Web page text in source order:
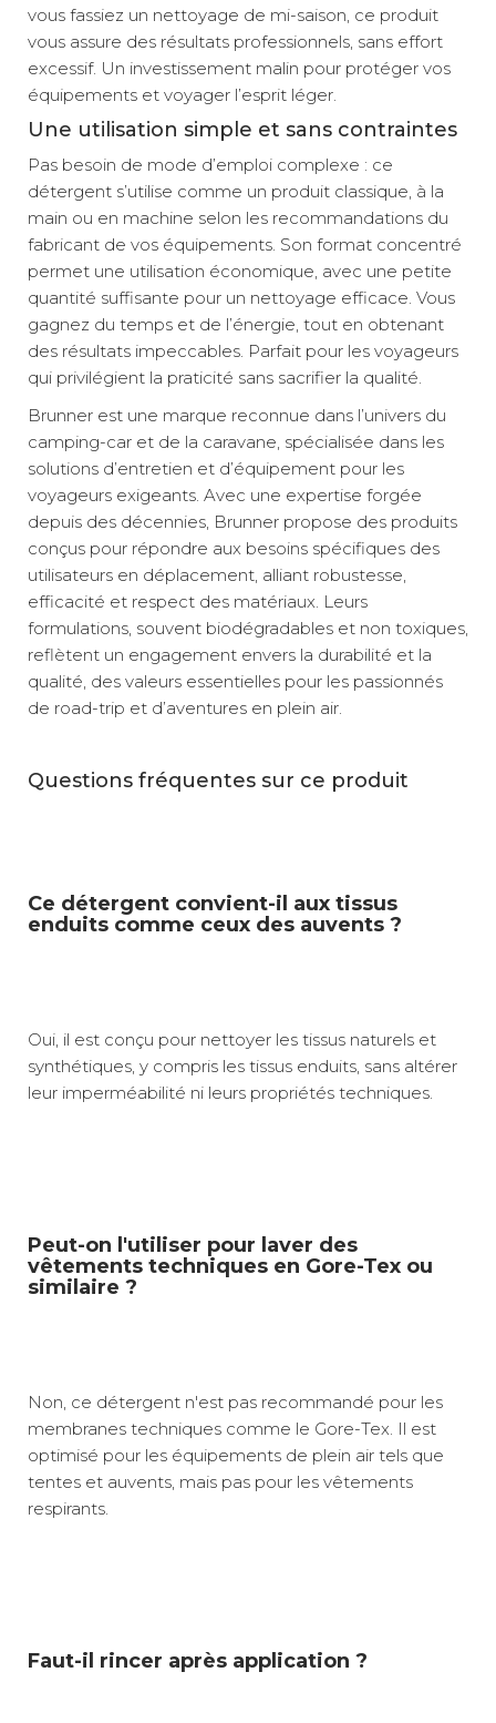
vous fassiez un nettoyage de mi-saison, ce produit
vous assure des résultats professionnels, sans effort
excessif. Un investissement malin pour protéger vos
équipements et voyager l’esprit léger.
Une utilisation simple et sans contraintes
Pas besoin de mode d’emploi complexe : ce
détergent s’utilise comme un produit classique, à la
main ou en machine selon les recommandations du
fabricant de vos équipements. Son format concentré
permet une utilisation économique, avec une petite
quantité suffisante pour un nettoyage efficace. Vous
gagnez du temps et de l’énergie, tout en obtenant
des résultats impeccables. Parfait pour les voyageurs
qui privilégient la praticité sans sacrifier la qualité.
Brunner est une marque reconnue dans l’univers du
camping-car et de la caravane, spécialisée dans les
solutions d’entretien et d’équipement pour les
voyageurs exigeants. Avec une expertise forgée
depuis des décennies, Brunner propose des produits
conçus pour répondre aux besoins spécifiques des
utilisateurs en déplacement, alliant robustesse,
efficacité et respect des matériaux. Leurs
formulations, souvent biodégradables et non toxiques,
reflètent un engagement envers la durabilité et la
qualité, des valeurs essentielles pour les passionnés
de road-trip et d’aventures en plein air.
Questions fréquentes sur ce produit
Ce détergent convient-il aux tissus
enduits comme ceux des auvents ?
Oui, il est conçu pour nettoyer les tissus naturels et
synthétiques, y compris les tissus enduits, sans altérer
leur imperméabilité ni leurs propriétés techniques.
Peut-on l'utiliser pour laver des
vêtements techniques en Gore-Tex ou
similaire ?
Non, ce détergent n'est pas recommandé pour les
membranes techniques comme le Gore-Tex. Il est
optimisé pour les équipements de plein air tels que
tentes et auvents, mais pas pour les vêtements
respirants.
Faut-il rincer après application ?